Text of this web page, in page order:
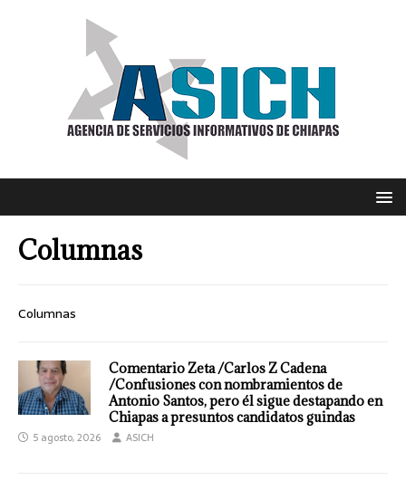
Columnas
Columnas
Comentario Zeta /Carlos Z Cadena
/Confusiones con nombramientos de
Antonio Santos, pero él sigue destapando en
Chiapas a presuntos candidatos guindas
5 agosto, 2026 ASICH